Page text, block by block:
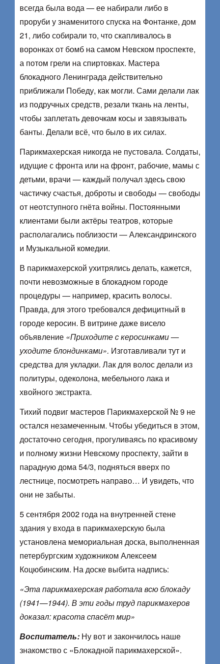
всегда была вода — ее набирали либо в
проруби у знаменитого спуска на Фонтанке, дом
21, либо собирали то, что скапливалось в
воронках от бомб на самом Невском проспекте,
а потом грели на спиртовках. Мастера
блокадного Ленинграда действительно
приближали Победу, как могли. Сами делали лак
из подручных средств, резали ткань на ленты,
чтобы заплетать девочкам косы и завязывать
банты. Делали всё, что было в их силах.
Парикмахерская никогда не пустовала. Солдаты,
идущие с фронта или на фронт, рабочие, мамы с
детьми, врачи — каждый получал здесь свою
частичку счастья, доброты и свободы — свободы
от неотступного гнёта войны. Постоянными
клиентами были актёры театров, которые
располагались поблизости — Александринского
и Музыкальной комедии.
В парикмахерской ухитрялись делать, кажется,
почти невозможные в блокадном городе
процедуры — например, красить волосы.
Правда, для этого требовался дефицитный в
городе керосин. В витрине даже висело
объявление «Приходите с керосинками —
уходите блондинками». Изготавливали тут и
средства для укладки. Лак для волос делали из
политуры, одеколона, мебельного лака и
хвойного экстракта.
Тихий подвиг мастеров Парикмахерской № 9 не
остался незамеченным. Чтобы убедиться в этом,
достаточно сегодня, прогуливаясь по красивому
и полному жизни Невскому проспекту, зайти в
парадную дома 54/3, подняться вверх по
лестнице, посмотреть направо… И увидеть, что
они не забыты.
5 сентября 2002 года на внутренней стене
здания у входа в парикмахерскую была
установлена мемориальная доска, выполненная
петербургским художником Алексеем
Коцюбинским. На доске выбита надпись:
«Эта парикмахерская работала всю блокаду
(1941—1944). В эти годы труд парикмахеров
доказал: красота спасёт мир»
Воспитатель: Ну вот и закончилось наше
знакомство с «Блокадной парикмахерской».